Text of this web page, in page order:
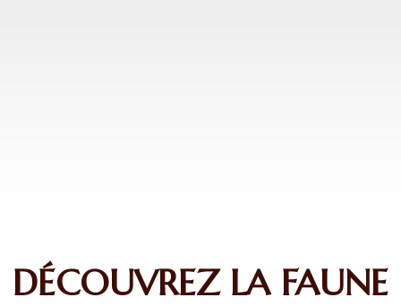
DÉCOUVREZ LA FAUNE